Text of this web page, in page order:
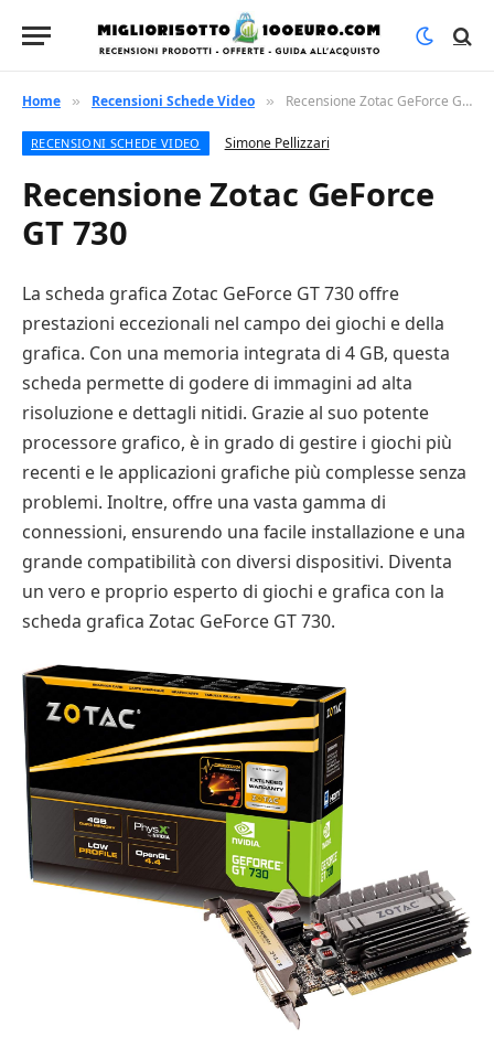
Home » Recensioni Schede Video » Recensione Zotac GeForce GT 730
RECENSIONI SCHEDE VIDEO Simone Pellizzari
Recensione Zotac GeForce
GT 730
La scheda grafica Zotac GeForce GT 730 offre
prestazioni eccezionali nel campo dei giochi e della
grafica. Con una memoria integrata di 4 GB, questa
scheda permette di godere di immagini ad alta
risoluzione e dettagli nitidi. Grazie al suo potente
processore grafico, è in grado di gestire i giochi più
recenti e le applicazioni grafiche più complesse senza
problemi. Inoltre, offre una vasta gamma di
connessioni, ensurendo una facile installazione e una
grande compatibilità con diversi dispositivi. Diventa
un vero e proprio esperto di giochi e grafica con la
scheda grafica Zotac GeForce GT 730.